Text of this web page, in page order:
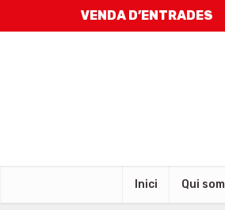
VENDA D’ENTRADES
Inici Qui som